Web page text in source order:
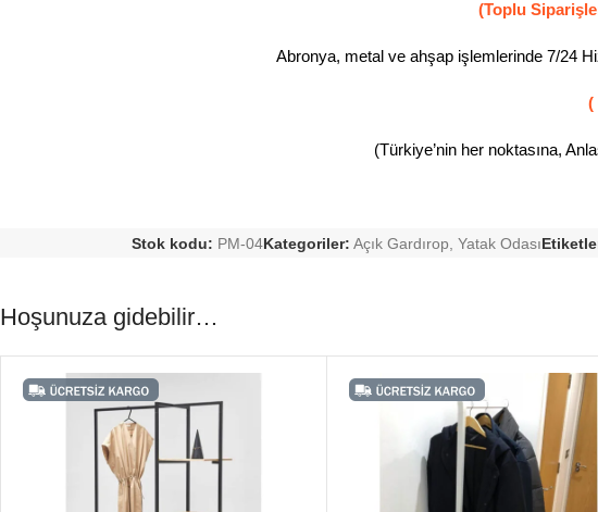
(Toplu
Abronya, metal ve ahşap işlemlerinde 7/24
(
(Türkiye’nin her noktasına,
Stok kodu: PM-04Kategoriler: Açık Gardırop Yatak Odası
Hoşunuza gidebilir…